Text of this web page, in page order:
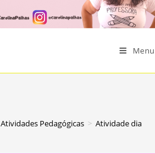
Menu
Atividades Pedagógicas > Atividade dia